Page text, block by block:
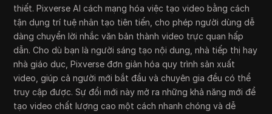
thiết. Pixverse AI cách mạng hóa việc tạo video bằng cách
tận dụng trí tuệ nhân tạo tiên tiến, cho phép người dùng dễ
dàng chuyển lời nhắc văn bản thành video trực quan hấp
dẫn. Cho dù bạn là người sáng tạo nội dung, nhà tiếp thị hay
nhà giáo dục, Pixverse đơn giản hóa quy trình sản xuất
video, giúp cả người mới bắt đầu và chuyên gia đều có thể
truy cập được. Sự đổi mới này mở ra những khả năng mới để
tạo video chất lượng cao một cách nhanh chóng và dễ